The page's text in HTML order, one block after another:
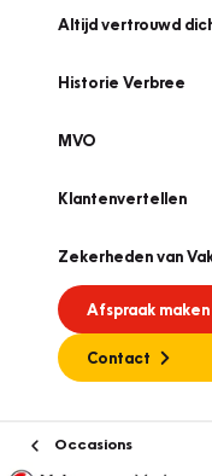
Altijd vertrouwd
Historie Verbree
MVO
Klantenvertellen
Zekerheden van
Afspraak maken
Contact
Occasions